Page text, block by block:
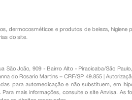
,dermocosméticos e produtos de beleza, higiene
do site.
São João, 909 - Bairro Alto - Piracicaba/São
do Rosario Martins – CRF/SP 49.855 |
para automedicação e não substituem, em
mais informações, consulte o site Anvisa.